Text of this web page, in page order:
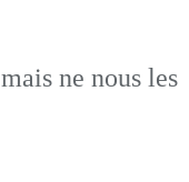
ne nous les